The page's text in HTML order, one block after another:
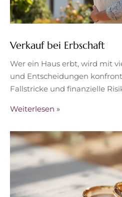
Verkauf bei Erbschaft
Wer ein Haus erbt, wird mit
und Entscheidungen
Fallstricke und finanzielle
Weiterlesen »